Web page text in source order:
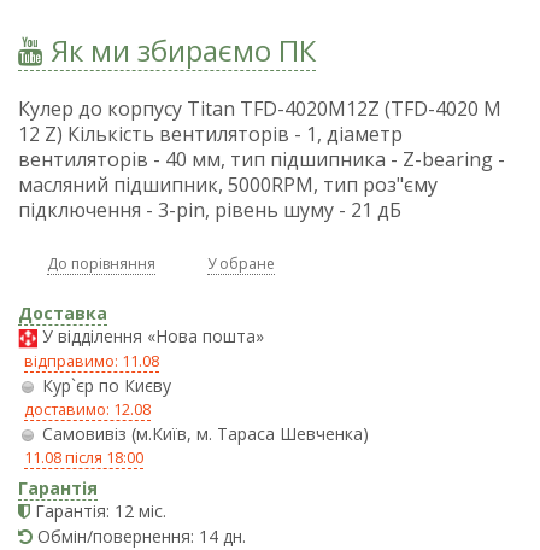
Як ми збираємо ПК
Кулер до корпусу Titan TFD-4020M12Z (TFD-4020 M
12 Z) Кількість вентиляторів - 1, діаметр
вентиляторів - 40 мм, тип підшипника - Z-bearing -
масляний підшипник, 5000RPM, тип роз"єму
підключення - 3-pin, рівень шуму - 21 дБ
До порівняння У обране
Доставка
У відділення «Нова пошта»
відправимо: 11.08
Кур`єр по Києву
доставимо: 12.08
Самовивіз (м.Київ, м. Тараса Шевченка)
11.08 після 18:00
Гарантія
Гарантія: 12 міс.
Обмін/повернення: 14 дн.